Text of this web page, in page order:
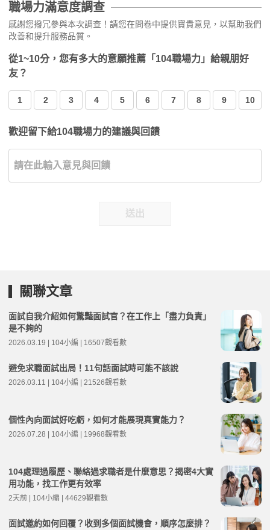
職場力滿意度調查
感謝您撥冗參與本次調查！請您在問卷中提供寶貴意見，以幫助我們
改善和提升服務品質。
從1~10分，您有多大的意願推薦「104職場力」給親朋好
友？
1 2 3 4 5 6 7 8 9 10
歡迎留下給104職場力的建議與回饋
送出
關聯文章
面試自我介紹如何驚豔面試官？在工作上「盡力負責」
是不夠的
2026.03.19 | 104小編 | 16507觀看數
避免求職面試出局！11句話面試時可能不該說
2026.03.11 | 104小編 | 21526觀看數
個性內向面試好吃虧，如何才能展現真實能力？
2026.07.28 | 104小編 | 19968觀看數
104處理過履歷、聯絡過求職者是什麼意思？揭密4大實
用功能，找工作更有效率
2天前 | 104小編 | 44629觀看數
面試邀約如何回覆？收到多個面試機會，順序怎麼排？